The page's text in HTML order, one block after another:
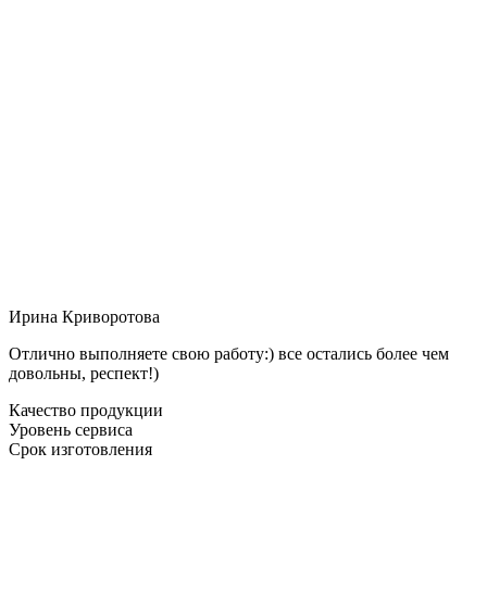
Ирина Криворотова
Отлично выполняете свою работу:) все остались более чем
довольны, респект!)
Качество продукции
Уровень сервиса
Срок изготовления